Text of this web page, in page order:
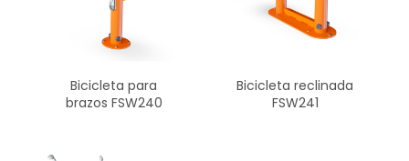
Bicicleta para
brazos FSW240
Bicicleta reclinada
FSW241